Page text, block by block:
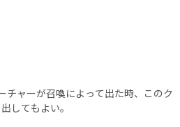
チャーが召喚によって出た時、このク
してもよい。